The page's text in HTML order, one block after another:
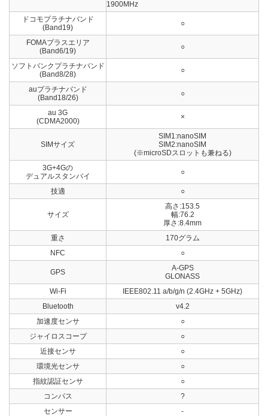
1900MHz
ドコモプラチナバンド
(Band19)
○
FOMAプラスエリア
(Band6/19)
○
ソフトバンクプラチナバンド
(Band8/28)
○
auプラチナバンド
(Band18/26)
○
au 3G
(CDMA2000)
×
SIMサイズ
SIM1:nanoSIM
SIM2:nanoSIM
(※microSDスロットも兼ねる)
3G+4Gの
デュアルスタンバイ
○
技適 ○
サイズ
高さ:153.5
幅:76.2
厚さ:8.4mm
重さ
170グラム
NFC
○
GPS
A-GPS
GLONASS
Wi-Fi
IEEE802.11 a/b/g/n (2.4GHz + 5GHz)
Bluetooth
v4.2
加速度センサ
○
ジャイロスコープ
○
近接センサ
○
環境光センサ
○
指紋認証センサ
○
コンパス
?
センサー
-